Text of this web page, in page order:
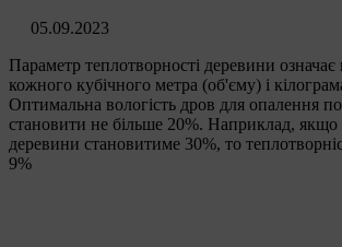
05.09.2023
Параметр теплотворності деревини означає
кожного кубічного метра (об'єму) і
Оптимальна вологість дров для опалення
становити не більше 20%. Наприклад, якщо
деревини становитиме 30%, то
9%